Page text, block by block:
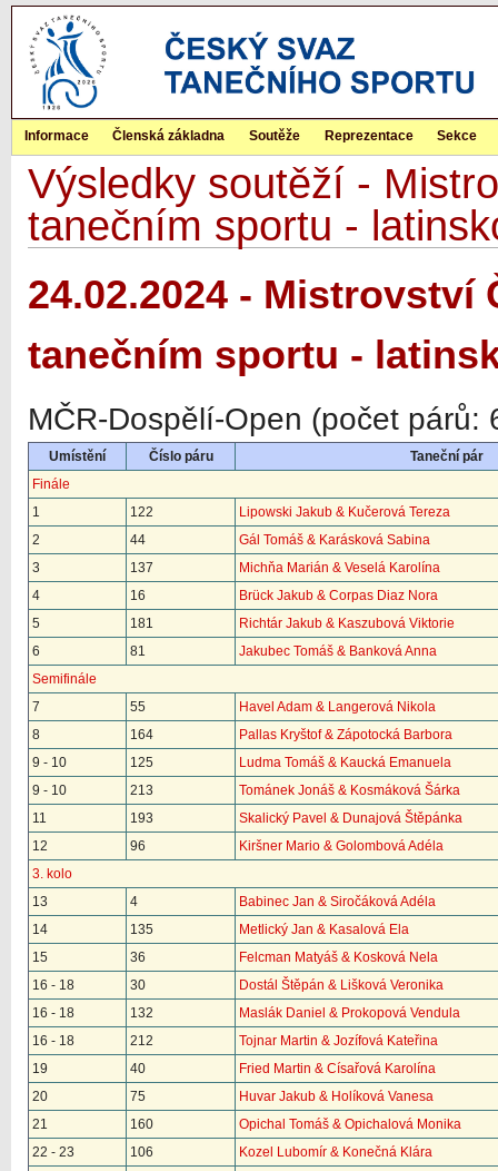
Informace Členská základna Soutěže Reprezentace Sekce
Výsledky soutěží -
tanečním sportu -
24.02.2024 - Mistrovství
tanečním sportu -
MČR-Dospělí-Open (počet párů:
Umístění Číslo páru
Taneční pár
Finále
1
122
Lipowski Jakub & Kučerová Tereza
2
44
Gál Tomáš & Karásková Sabina
3
137
Michňa Marián & Veselá Karolína
4
16
Brück Jakub & Corpas Diaz Nora
5
181
Richtár Jakub & Kaszubová Viktorie
6
81
Jakubec Tomáš & Banková Anna
Semifinále
7
55
Havel Adam & Langerová Nikola
8
164
Pallas Kryštof & Zápotocká Barbora
9 - 10
125
Ludma Tomáš & Kaucká Emanuela
9 - 10
213
Tománek Jonáš & Kosmáková Šárka
11
193
Skalický Pavel & Dunajová Štěpánka
12
96
Kiršner Mario & Golombová Adéla
3. kolo
13
4
Babinec Jan & Siročáková Adéla
14
135
Metlický Jan & Kasalová Ela
15
36
Felcman Matyáš & Kosková Nela
16 - 18
30
Dostál Štěpán & Lišková Veronika
16 - 18
132
Maslák Daniel & Prokopová Vendula
16 - 18
212
Tojnar Martin & Jozífová Kateřina
19
40
Fried Martin & Císařová Karolína
20
75
Huvar Jakub & Holíková Vanesa
21
160
Opichal Tomáš & Opichalová Monika
22 - 23
106
Kozel Lubomír & Konečná Klára